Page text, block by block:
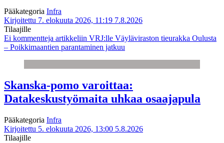
Pääkategoria Infra
Kirjoitettu 7. elokuuta 2026, 11:19 7.8.2026
Tilaajille
Ei kommentteja artikkeliin VRJ:lle Väyläviraston tieurakka Oulusta
– Poikkimaantien parantaminen jatkuu
Skanska-pomo varoittaa:
Datakeskustyömaita uhkaa osaajapula
Pääkategoria Infra
Kirjoitettu 5. elokuuta 2026, 13:00 5.8.2026
Tilaajille